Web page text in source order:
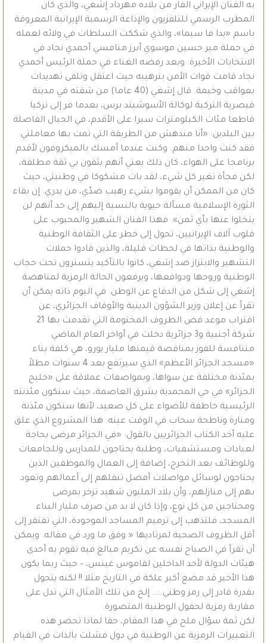
به الفنان الإيراني الفار من بلاده مهرداد إشغي، والذي كان
المطرب الرسمي للتلفزيون والإذاعة الرسمية الإيرانية المعروفة
باسم «يدا فا سيما»، والذي شككت السلطات في ولائه لعمله
في حملة مير حسين موسوي أبرز منافسي أحمدي نجاد في
الانتخابات الأخيرة. وبعد رفضه الغناء في حملة الرئيس أحمدي
نجاد قامت قوات الأمن بترهيبه حيث اعتقل وتلقى تهديدات
بعواقب وخيمة. قال إشغي (40 عاما) من شقته في مدينة
قيصرية التركية لوكالة الأسوشيتد برس، بعدما فر إلى تركيا
قاطعا مئات الكيلومترات سيرا على الأقدم، في الجبال الفاصلة
بين البلدين: «أنا مندهش من الطريقة التي تمت بها معاملتي.
فقد كنت واحدا منهم. وكنت عندما أمسك بالميكروفون لأقدم
برنامجا على الهواء، كان ذلك يعني أنهم يثقون بي ثقة مطلقة،
لكن فجأة تغير كل شيء، لقد بات مشكوكا في وطنيتي، حيث
كان من الممكن أن يقوموا بشيء رهيب ضدّي، من يدري. إن بقاء
الثورة الإسلامية مسألة حيوية بالنسبة إليهم إلى حد أنهم لن
يتخلوا عنها بأي ثمن». فهذا الفنان الشهير والمحبوب على
قلوب آلاف الإيرانيين، تحول إلى خطر على الثقافة الوطنية
والوطنية بذاتها في لحظات قليلة، والذين قادوا حملات
التشهير والابتزاز ضد إشغي، كانوا بالتأكيد يتسترون تحت حجاب
الوطنية وروحها ودوافعها، ويرفعون الحالة الرمزية لمناهضة
إشغي إلى شكل من الدفاع عن الوطن. في اليوم ذاته يمكن أن
تقرأ عن إعلان وزير الشؤون الدينية والأوقاف الجزائري، عن
اقتراب موعد فض الظروف المختومة التي تقدمت بها 21
شركة أجنبية و3 جزائرية دخلت في أواخر العام الماضي
متنافسة للفوز بمناقصة قيمتها مليار يورو، هي كلفة بناء
«مسجد الجزائر الأعظم» الذي سيرتفع بعد 4 سنوات مطلاً
بمئذنة مختلفة عن سواها، وبمواصفات عملاقة على «خليج
الجزائر» في حي المحمدية بشرق العاصمة، حيث ستكون مئذنته
الرئيسية خاطفة للأضواء على كل صعيد، لأنها ستكون مئذنة
ومنارة وناطحة سحاب في الوقت عينه. هذا المشروع الذي علق
عليه أخد الكتاب الجزائريين بالقول: «في الجزائر مرضى بحاجة
لعيادات ومستشفيات، وطلبة يحتاجون للمدارس وللجامعات
وللوظائف بعد التخرج، إضافة إلى العمال والموظفين الذين
يحتاجون لوسائل مواصلات أفضل تنقلهم إلى أعمالهم وتعود
بهم إلى منازلهم، وأن بلاد المليون شهيد تزخر بمرضى
ومحتاجين من كل نوع، وإذا كان لا بد من صرف مليار البناء
المسجد، فلتذهب إلى ترميم المساجد الموجودة، التي تفتقر إلى
أقل الظروف الصحية لمرتاديها « وفق ما ورد في مقاله. ويمكن
أن تقرأ في الصباح نفسه عن تكريم مبالغ فيه تقوم به أحدى
هيئات الدولة لأحد الداخلين لقاموس غينس، – حيث ربما يكون
هذا الأخير قد مضغ أكبر علكة في التاريخ مثلا !! لكنه يتحول
بقدرة قادر إلى رمز وطني….. إلخ من تلك الأمثال التي تدل على
مقاربة رمزية لحقول الوطنية المتصورة.
لكن ثمة سؤال ملح في هذا المقام، حقا لماذا تحضر هذه
التعبيرات الرمزية عن الوطنية في دول فشلت بالذات في القيام